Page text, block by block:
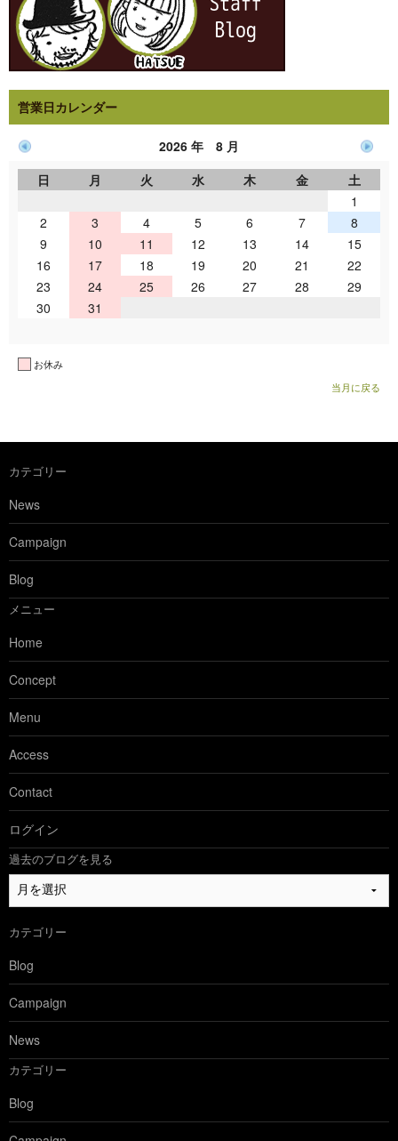
営業日カレンダー
2026 年 8 月
日
月 火 水 木 金
土
1
2
3 4 5 6 7
8
9
10 11 12 13 14
15
16
17 18 19 20 21
22
23
24 25 26 27 28
29
30
31
お休み
当月に戻る
カテゴリー
News
Campaign
Blog
メニュー
Home
Concept
Menu
Access
Contact
ログイン
過去のブログを見る
過
去
ブ
ロ
グ
を
見
る
カテゴリー
Blog
Campaign
News
カテゴリー
Blog